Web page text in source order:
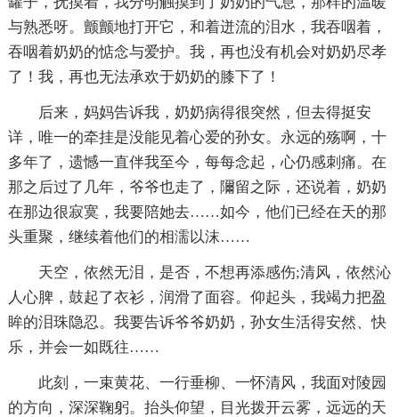
与熟悉呀。颤颤地打开它，和着迸流的泪水，我吞咽着，
吞咽着奶奶的惦念与爱护。我，再也没有机会对奶奶尽孝
了！我，再也无法承欢于奶奶的膝下了！
后来，妈妈告诉我，奶奶病得很突然，但去得挺安
详，唯一的牵挂是没能见着心爱的孙女。永远的殇啊，十
多年了，遗憾一直伴我至今，每每念起，心仍感刺痛。在
那之后过了几年，爷爷也走了，隬留之际，还说着，奶奶
在那边很寂寞，我要陪她去……如今，他们已经在天的那
头重聚，继续着他们的相濡以沫……
天空，依然无泪，是否，不想再添感伤;清风，依然沁
人心脾，鼓起了衣衫，润滑了面容。仰起头，我竭力把盈
眸的泪珠隐忍。我要告诉爷爷奶奶，孙女生活得安然、快
乐，并会一如既往……
此刻，一束黄花、一行垂柳、一怀清风，我面对陵园
的方向，深深鞠躬。抬头仰望，目光拨开云雾，远远的天